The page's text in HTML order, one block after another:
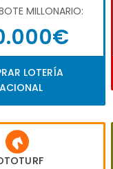
MILLONARIO:
LOTERÍA